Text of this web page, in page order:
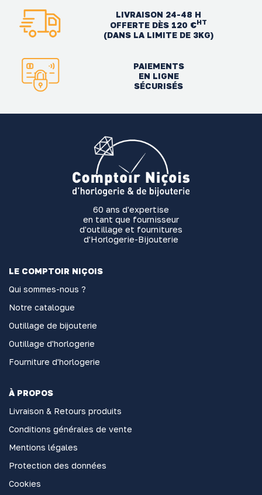
LIVRAISON 24-48 H
OFFERTE DÈS 120 €HT
(DANS LA LIMITE DE 3KG)
PAIEMENTS
EN LIGNE
SÉCURISÉS
60 ans d'expertise
en tant que fournisseur
d'outillage et fournitures
d'Horlogerie-Bijouterie
LE COMPTOIR NIÇOIS
Qui sommes-nous ?
Notre catalogue
Outillage de bijouterie
Outillage d'horlogerie
Fourniture d'horlogerie
À PROPOS
Livraison & Retours produits
Conditions générales de vente
Mentions légales
Protection des données
Cookies